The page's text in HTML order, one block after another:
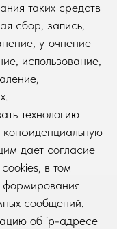
таких средств
сбор, запись,
уточнение
использование,
технологию
дает согласие
в том
формирования
сообщений.
об ip-адресе